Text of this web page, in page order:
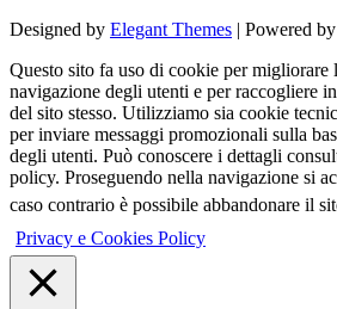
Designed by Elegant Themes | Powered by
Questo sito fa uso di cookie per migliorare
navigazione degli utenti e per raccogliere
del sito stesso. Utilizziamo sia cookie
per inviare messaggi promozionali sulla
degli utenti. Può conoscere i dettagli
policy. Proseguendo nella navigazione si
caso contrario è possibile abbandonare il
Privacy e Cookies Policy